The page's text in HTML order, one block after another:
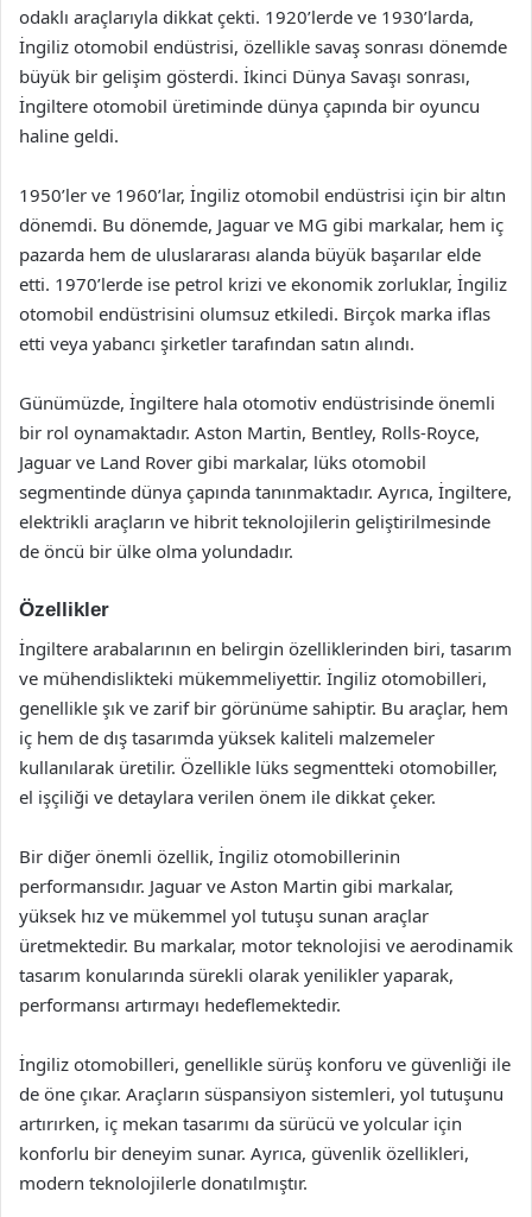
odaklı araçlarıyla dikkat çekti. 1920’lerde ve 1930’larda,
İngiliz otomobil endüstrisi, özellikle savaş sonrası dönemde
büyük bir gelişim gösterdi. İkinci Dünya Savaşı sonrası,
İngiltere otomobil üretiminde dünya çapında bir oyuncu
haline geldi.
1950’ler ve 1960’lar, İngiliz otomobil endüstrisi için bir altın
dönemdi. Bu dönemde, Jaguar ve MG gibi markalar, hem iç
pazarda hem de uluslararası alanda büyük başarılar elde
etti. 1970’lerde ise petrol krizi ve ekonomik zorluklar, İngiliz
otomobil endüstrisini olumsuz etkiledi. Birçok marka iflas
etti veya yabancı şirketler tarafından satın alındı.
Günümüzde, İngiltere hala otomotiv endüstrisinde önemli
bir rol oynamaktadır. Aston Martin, Bentley, Rolls-Royce,
Jaguar ve Land Rover gibi markalar, lüks otomobil
segmentinde dünya çapında tanınmaktadır. Ayrıca, İngiltere,
elektrikli araçların ve hibrit teknolojilerin geliştirilmesinde
de öncü bir ülke olma yolundadır.
Özellikler
İngiltere arabalarının en belirgin özelliklerinden biri, tasarım
ve mühendislikteki mükemmeliyettir. İngiliz otomobilleri,
genellikle şık ve zarif bir görünüme sahiptir. Bu araçlar, hem
iç hem de dış tasarımda yüksek kaliteli malzemeler
kullanılarak üretilir. Özellikle lüks segmentteki otomobiller,
el işçiliği ve detaylara verilen önem ile dikkat çeker.
Bir diğer önemli özellik, İngiliz otomobillerinin
performansıdır. Jaguar ve Aston Martin gibi markalar,
yüksek hız ve mükemmel yol tutuşu sunan araçlar
üretmektedir. Bu markalar, motor teknolojisi ve aerodinamik
tasarım konularında sürekli olarak yenilikler yaparak,
performansı artırmayı hedeflemektedir.
İngiliz otomobilleri, genellikle sürüş konforu ve güvenliği ile
de öne çıkar. Araçların süspansiyon sistemleri, yol tutuşunu
artırırken, iç mekan tasarımı da sürücü ve yolcular için
konforlu bir deneyim sunar. Ayrıca, güvenlik özellikleri,
modern teknolojilerle donatılmıştır.